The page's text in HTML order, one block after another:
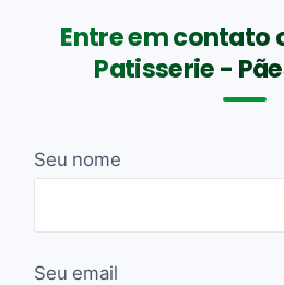
Entre em contato
Patisserie -
Seu nome
Seu email